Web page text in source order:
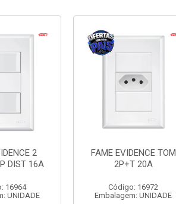
2
DIST 16A
16964
UNIDADE
FAME EVIDENCE TOM
2P+T 20A
Código: 16972
Embalagem: UNIDADE